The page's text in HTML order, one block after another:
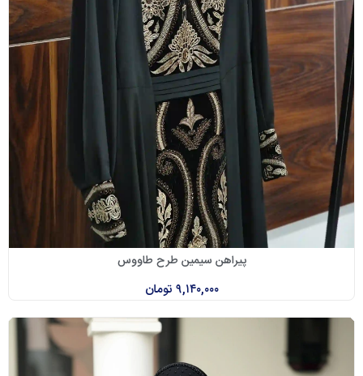
پیراهن سیمین طرح طاووس
۹,۱۴۰,۰۰۰ تومان